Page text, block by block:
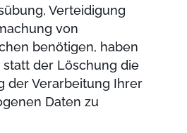
Verteidigung
von
benötigen, haben
statt der Löschung die
der Verarbeitung Ihrer
Daten zu